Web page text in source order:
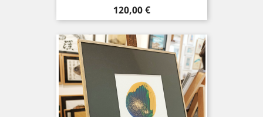
Prix
120,00 €